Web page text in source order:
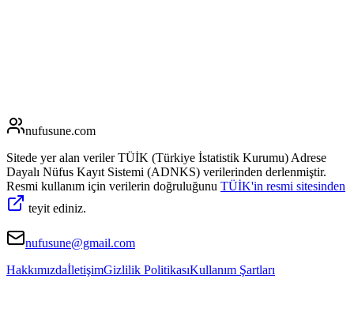
nufusune.com
Sitede yer alan veriler TÜİK (Türkiye İstatistik Kurumu) Adrese
Dayalı Nüfus Kayıt Sistemi (ADNKS) verilerinden derlenmiştir.
Resmi kullanım için verilerin doğruluğunu TÜİK'in resmi sitesinden
teyit ediniz.
nufusune@gmail.com
HakkımızdaİletişimGizlilik PolitikasıKullanım Şartları